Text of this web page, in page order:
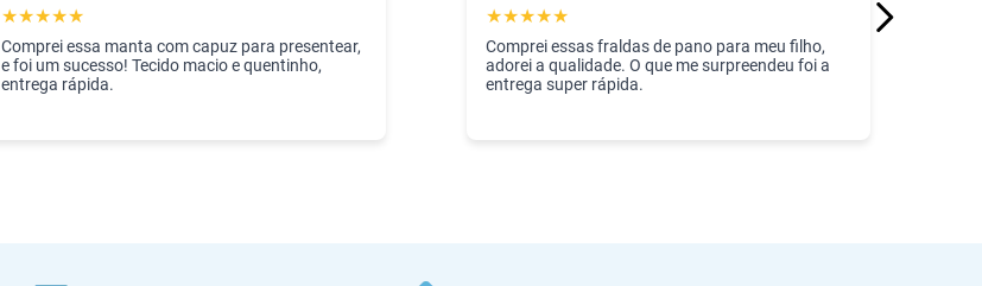
★★★★★
Comprei essa manta com capuz para presentear,
e foi um sucesso! Tecido macio e quentinho,
entrega rápida.
★★★★★
Comprei essas fraldas de pano para meu filho,
adorei a qualidade. O que me surpreendeu foi a
entrega super rápida.